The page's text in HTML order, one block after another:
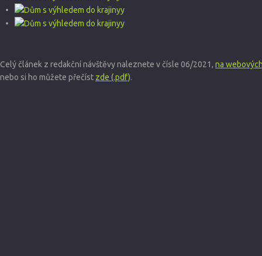
Celý článek z redakční návštěvy naleznete v čísle 06/2021, na
nebo si ho můžete přečíst zde (.pdf).